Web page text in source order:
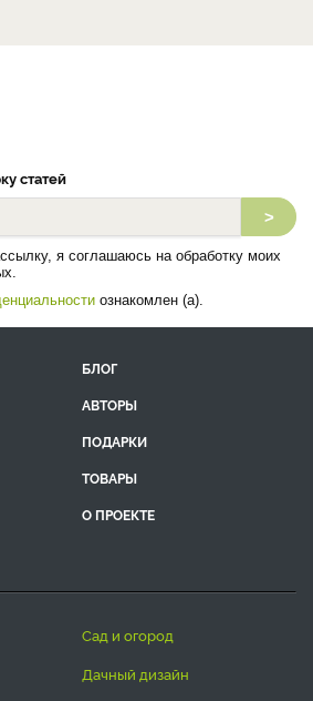
статей
>
я соглашаюсь на обработку моих
ознакомлен (а).
БЛОГ
АВТОРЫ
ПОДАРКИ
ТОВАРЫ
О ПРОЕКТЕ
сад и огород
дачный дизайн